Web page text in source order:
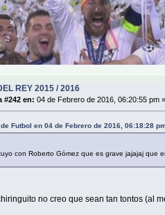
REY 2015 / 2016
#242 en: 04 de Febrero de 2016, 06:20:55 pm »
Futbol en 04 de Febrero de 2016, 06:18:28
con Roberto Gómez que es grave jajajaj
no creo que sean tan tontos (al